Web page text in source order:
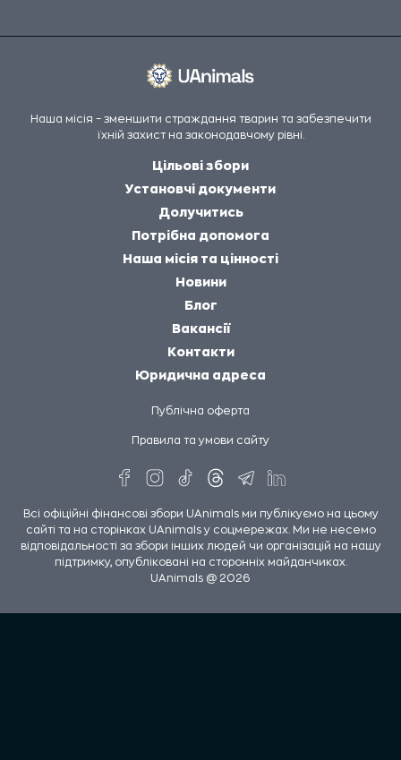
Наша місія – зменшити страждання тварин та забезпечити
їхній захист на законодавчому рівні.
Цільові збори
Установчі документи
Долучитись
Потрібна допомога
Наша місія та цінності
Новини
Блог
Вакансії
Контакти
Юридична адреса
Публічна оферта
Правила та умови сайту
Всі офіційні фінансові збори UAnimals ми публікуємо на цьому
сайті та на сторінках UAnimals у соцмережах. Ми не несемо
відповідальності за збори інших людей чи організацій на нашу
підтримку, опубліковані на сторонніх майданчиках.
UAnimals @ 2026